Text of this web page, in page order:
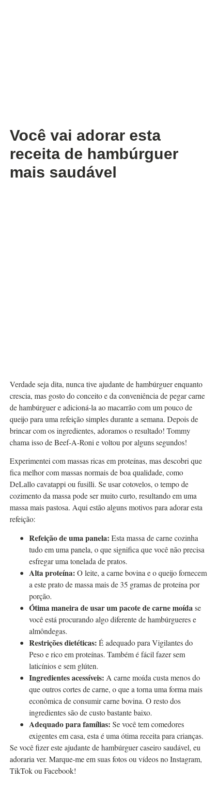
Você vai adorar esta
receita de hambúrguer
mais saudável
Verdade seja dita, nunca tive ajudante de hambúrguer enquanto
crescia, mas gosto do conceito e da conveniência de pegar carne
de hambúrguer e adicioná-la ao macarrão com um pouco de
queijo para uma refeição simples durante a semana. Depois de
brincar com os ingredientes, adoramos o resultado! Tommy
chama isso de Beef-A-Roni e voltou por alguns segundos!
Experimentei com massas ricas em proteínas, mas descobri que
fica melhor com massas normais de boa qualidade, como
DeLallo cavatappi ou fusilli. Se usar cotovelos, o tempo de
cozimento da massa pode ser muito curto, resultando em uma
massa mais pastosa. Aqui estão alguns motivos para adorar esta
refeição:
Refeição de uma panela: Esta massa de carne cozinha
tudo em uma panela, o que significa que você não precisa
esfregar uma tonelada de pratos.
Alta proteína: O leite, a carne bovina e o queijo fornecem
a este prato de massa mais de 35 gramas de proteína por
porção.
Ótima maneira de usar um pacote de carne moídase
você está procurando algo diferente de hambúrgueres e
almôndegas.
Restrições dietéticas: É adequado para Vigilantes do
Peso e rico em proteínas. Também é fácil fazer sem
laticínios e sem glúten.
Ingredientes acessíveis: A carne moída custa menos do
que outros cortes de carne, o que a torna uma forma mais
econômica de consumir carne bovina. O resto dos
ingredientes são de custo bastante baixo.
Adequado para famílias: Se você tem comedores
exigentes em casa, esta é uma ótima receita para crianças.
Se você fizer este ajudante de hambúrguer caseiro saudável, eu
adoraria ver. Marque-me em suas fotos ou vídeos no Instagram,
TikTok ou Facebook!